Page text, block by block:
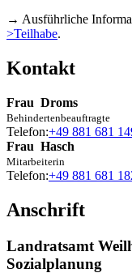
→ Ausführliche
>Teilhabe.
Kontakt
Frau Droms
Behindertenbeauftragte
Telefon:+49 881 681
Frau Hasch
Mitarbeiterin
Telefon:+49 881 681
Anschrift
Landratsamt
Sozialplanung